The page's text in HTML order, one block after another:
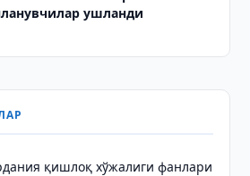
ушланди
қишлоқ хўжалиги фанлари